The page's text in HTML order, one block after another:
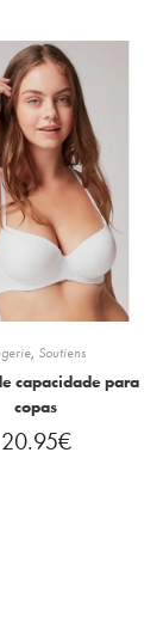
, Soutiens
capacidade para
copas
20.95€